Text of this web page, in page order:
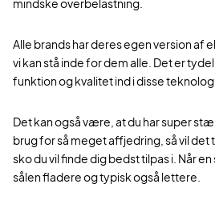
mindske overbelastning.
Alle brands har deres egen version
vi kan stå inde for dem alle. Det er
funktion og kvalitet ind i disse
Det kan også være, at du har super
brug for så meget affjedring, så vil
sko du vil finde dig bedst tilpas i. Når
sålen fladere og typisk også lettere.